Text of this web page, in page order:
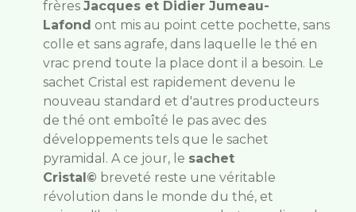
frères Jacques et Didier Jumeau-
Lafond ont mis au point cette pochette, sans
colle et sans agrafe, dans laquelle le thé en
vrac prend toute la place dont il a besoin. Le
sachet Cristal est rapidement devenu le
nouveau standard et d'autres producteurs
de thé ont emboîté le pas avec des
développements tels que le sachet
pyramidal. A ce jour, le sachet
Cristal© breveté reste une véritable
révolution dans le monde du thé, et